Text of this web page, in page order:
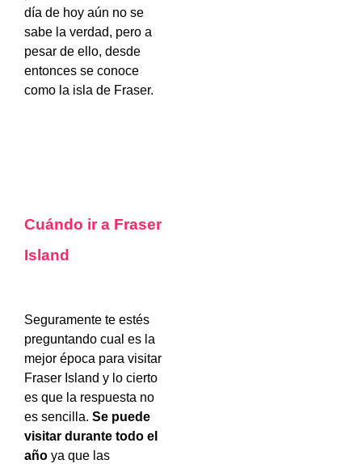
día de hoy aún no se
sabe la verdad, pero a
pesar de ello, desde
entonces se conoce
como la isla de Fraser.
Cuándo ir a Fraser
Island
Seguramente te estés
preguntando cual es la
mejor época para visitar
Fraser Island y lo cierto
es que la respuesta no
es sencilla. Se puede
visitar durante todo el
año ya que las